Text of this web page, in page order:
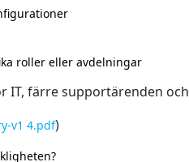
roller eller avdelningar
färre supportärenden
v1 4.pdf)